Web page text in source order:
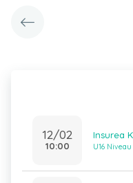
12/02
10:00
Insurea
U16